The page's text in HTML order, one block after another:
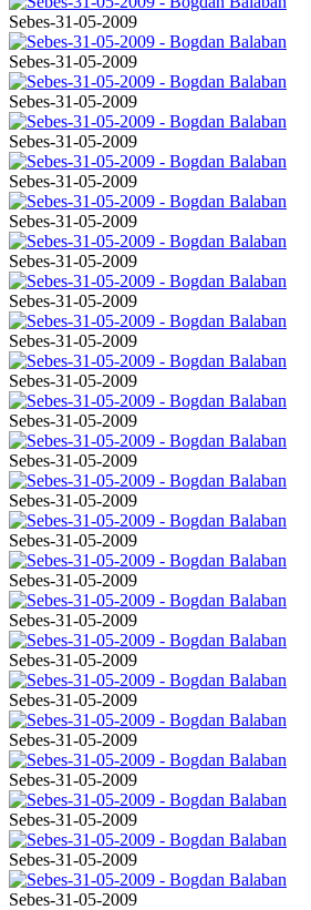
Sebes-31-05-2009
Sebes-31-05-2009
Sebes-31-05-2009
Sebes-31-05-2009
Sebes-31-05-2009
Sebes-31-05-2009
Sebes-31-05-2009
Sebes-31-05-2009
Sebes-31-05-2009
Sebes-31-05-2009
Sebes-31-05-2009
Sebes-31-05-2009
Sebes-31-05-2009
Sebes-31-05-2009
Sebes-31-05-2009
Sebes-31-05-2009
Sebes-31-05-2009
Sebes-31-05-2009
Sebes-31-05-2009
Sebes-31-05-2009
Sebes-31-05-2009
Sebes-31-05-2009
Sebes-31-05-2009